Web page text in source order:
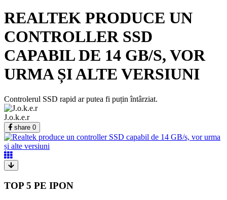
REALTEK PRODUCE UN
CONTROLLER SSD
CAPABIL DE 14 GB/S, VOR
URMA ȘI ALTE VERSIUNI
Controlerul SSD rapid ar putea fi puțin întârziat.
J.o.k.e.r
share 0
TOP 5 PE IPON